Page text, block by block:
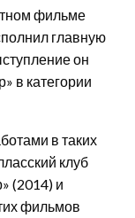
фильме
главную
он
в категории
в таких
клуб
(2014) и
фильмов